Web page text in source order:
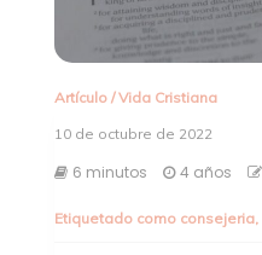
Artículo/Vida Cristiana
10 de octubre de 2022
6 minutos 4 años
Etiquetado como consejeria,